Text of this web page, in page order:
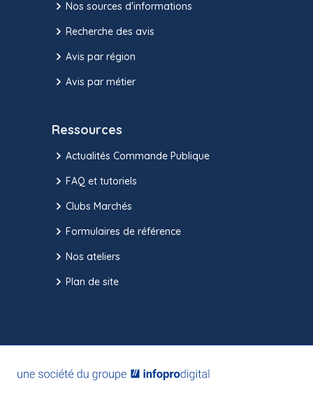
Nos sources d'informations
Recherche des avis
Avis par région
Avis par métier
Ressources
Actualités Commande Publique
FAQ et tutoriels
Clubs Marchés
Formulaires de référence
Nos ateliers
Plan de site